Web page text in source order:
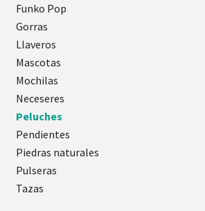
Funko Pop
Gorras
Llaveros
Mascotas
Mochilas
Neceseres
Peluches
Pendientes
Piedras naturales
Pulseras
Tazas